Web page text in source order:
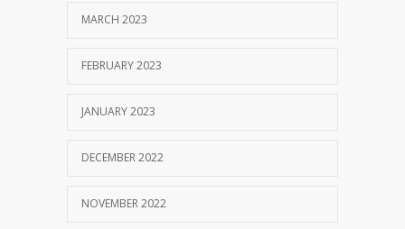
MARCH 2023
FEBRUARY 2023
JANUARY 2023
DECEMBER 2022
NOVEMBER 2022